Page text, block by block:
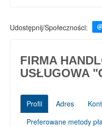
Udostępnij/Społeczności:
FIRMA
USŁUGOWA
Profil Adres
Preferowane metody